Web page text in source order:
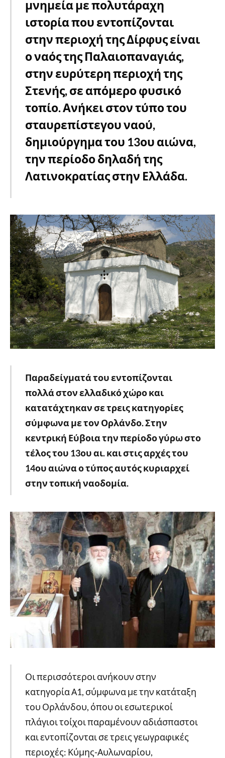
μνημεία με πολυτάραχη
ιστορία που εντοπίζονται
στην περιοχή της Δίρφυς είναι
ο ναός της Παλαιοπαναγιάς,
στην ευρύτερη περιοχή της
Στενής, σε απόμερο φυσικό
τοπίο. Ανήκει στον τύπο του
σταυρεπίστεγου ναού,
δημιούργημα του 13ου αιώνα,
την περίοδο δηλαδή της
Λατινοκρατίας στην Ελλάδα.
Παραδείγματά του εντοπίζονται
πολλά στον ελλαδικό χώρο και
κατατάχτηκαν σε τρεις κατηγορίες
σύμφωνα με τον Ορλάνδο. Στην
κεντρική Εύβοια την περίοδο γύρω στο
τέλος του 13ου αι. και στις αρχές του
14ου αιώνα ο τύπος αυτός κυριαρχεί
στην τοπική ναοδομία.
Οι περισσότεροι ανήκουν στην
κατηγορία Α1, σύμφωνα με την κατάταξη
του Ορλάνδου, όπου οι εσωτερικοί
πλάγιοι τοίχοι παραμένουν αδιάσπαστοι
και εντοπίζονται σε τρεις γεωγραφικές
περιοχές: Κύμης-Αυλωναρίου,